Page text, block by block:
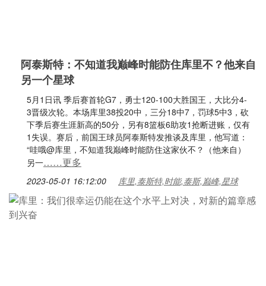
阿泰斯特：不知道我巅峰时能防住库里不？他来自
另一个星球
5月1日讯 季后赛首轮G7，勇士120-100大胜国王，大比分4-
3晋级次轮。本场库里38投20中，三分18中7，罚球5中3，砍
下季后赛生涯新高的50分，另有8篮板6助攻1抢断进账，仅有
1失误。赛后，前国王球员阿泰斯特发推谈及库里，他写道：
“哇哦@库里，不知道我巅峰时能防住这家伙不？（他来自）
另一……更多
2023-05-01 16:12:00 库里,泰斯特,时能,泰斯,巅峰,星球